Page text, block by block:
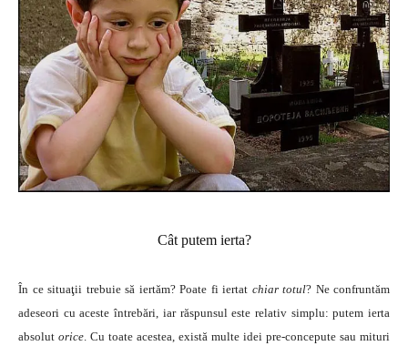
Cât putem ierta?
În ce situaţii trebuie să iertăm? Poate fi iertat chiar totul? Ne confruntăm
adeseori cu aceste întrebări, iar răspunsul este relativ simplu: putem ierta
absolut orice. Cu toate acestea, există multe idei pre-concepute sau mituri